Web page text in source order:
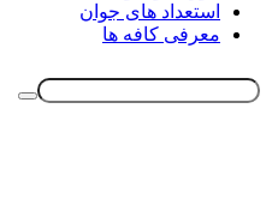
استعداد های جوان
معرفی کافه ها